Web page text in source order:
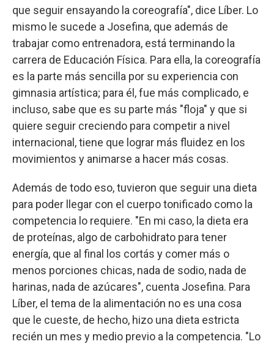
que seguir ensayando la coreografía", dice Líber. Lo
mismo le sucede a Josefina, que además de
trabajar como entrenadora, está terminando la
carrera de Educación Física. Para ella, la coreografía
es la parte más sencilla por su experiencia con
gimnasia artística; para él, fue más complicado, e
incluso, sabe que es su parte más "floja" y que si
quiere seguir creciendo para competir a nivel
internacional, tiene que lograr más fluidez en los
movimientos y animarse a hacer más cosas.
Además de todo eso, tuvieron que seguir una dieta
para poder llegar con el cuerpo tonificado como la
competencia lo requiere. "En mi caso, la dieta era
de proteínas, algo de carbohidrato para tener
energía, que al final los cortás y comer más o
menos porciones chicas, nada de sodio, nada de
harinas, nada de azúcares", cuenta Josefina. Para
Líber, el tema de la alimentación no es una cosa
que le cueste, de hecho, hizo una dieta estricta
recién un mes y medio previo a la competencia. "Lo